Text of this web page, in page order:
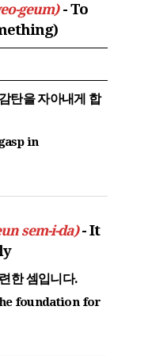
geum)- To
탄을 자아내게 합
in
sem-i-da)- It
한셈입니다.
foundation for